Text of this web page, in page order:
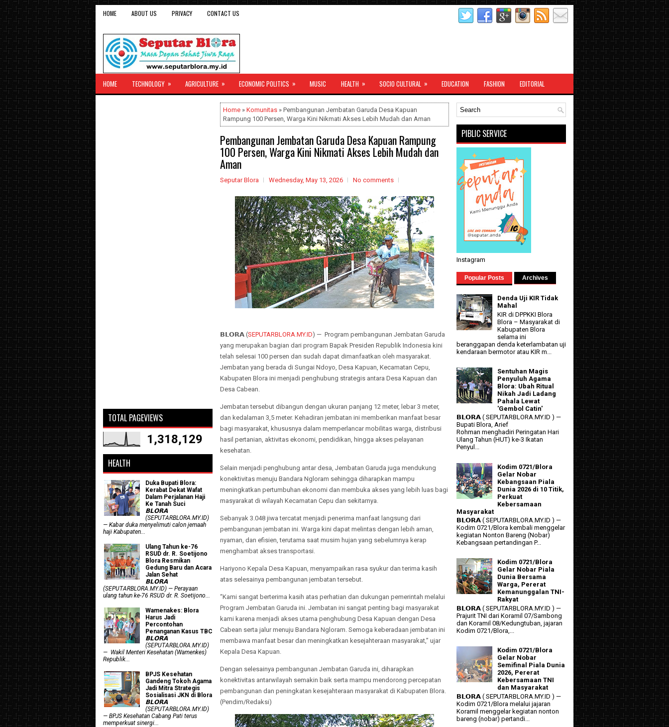
HOME ABOUT US PRIVACY CONTACT US
HOME TECHNOLOGY » AGRICULTURE » ECONOMIC POLITICS » MUSIC HEALTH » SOCIO CULTURAL » EDUCATION FASHION EDITORIAL
Home » Komunitas » Pembangunan Jembatan Garuda Desa Kapuan
Rampung 100 Persen, Warga Kini Nikmati Akses Lebih Mudah dan Aman
Pembangunan Jembatan Garuda Desa Kapuan Rampung
100 Persen, Warga Kini Nikmati Akses Lebih Mudah dan
Aman
Seputar Blora Wednesday, May 13, 2026 No comments
𝗕𝗟𝗢𝗥𝗔 (SEPUTARBLORA.MY.ID) — Program pembangunan Jembatan Garuda
yang merupakan bagian dari program Bapak Presiden Republik Indonesia kini
telah selesai 100 persen dan sudah dapat dimanfaatkan oleh masyarakat.
Jembatan yang berada di Sungai Ndoyo, Desa Kapuan, Kecamatan Cepu,
Kabupaten Blora ini menjadi penghubung strategis antara Desa Kapuan dan
Desa Cabean.
Jembatan tersebut dibangun dengan ukuran panjang 12 meter, lebar 3 meter,
dan kedalaman 3,5 meter. Kehadiran jembatan ini memberikan manfaat besar
bagi masyarakat, khususnya dalam memperlancar mobilitas warga, distribusi
hasil pertanian, aktivitas ekonomi, pendidikan, hingga akses pelayanan
kesehatan.
Selain menjadi penghubung antar desa, Jembatan Garuda juga mendukung
konektivitas menuju Bandara Ngloram sehingga diharapkan mampu
meningkatkan pertumbuhan ekonomi dan membuka akses yang lebih luas bagi
masyarakat di wilayah Kecamatan Cepu dan sekitarnya.
Sebanyak 3.048 jiwa tercatat menjadi penerima manfaat langsung dari
pembangunan jembatan ini. Warga kini dapat melintas dengan lebih aman,
nyaman, dan efisien, terutama saat musim hujan yang sebelumnya kerap
menghambat akses transportasi.
Hariyono Kepala Desa Kapuan, menyampaikan rasa syukur dan terima kasih
atas selesainya pembangunan jembatan tersebut.
“Kami sangat berterima kasih atas perhatian dan dukungan pemerintah melalui
Program Jembatan Garuda ini. Jembatan ini sangat penting bagi masyarakat
kami karena menjadi akses utama penghubung Desa Kapuan dengan Desa
Cabean serta jalur menuju Bandara Ngloram. Semoga keberadaan jembatan ini
membawa manfaat besar dan meningkatkan kesejahteraan masyarakat,” ujar
Kepala Desa Kapuan.
Dengan selesainya pembangunan Jembatan Garuda ini, diharapkan
konektivitas antarwilayah semakin baik serta mampu mendorong percepatan
pembangunan dan peningkatan kesejahteraan masyarakat di Kabupaten Blora.
(Pendim/Redaksi)
TOTAL PAGEVIEWS
1,318,129
HEALTH
Duka Bupati Blora:
Kerabat Dekat Wafat
Dalam Perjalanan Haji
Ke Tanah Suci
𝗕𝗟𝗢𝗥𝗔
(SEPUTARBLORA.MY.ID)
— Kabar duka menyelimuti calon jemaah
haji Kabupaten...
Ulang Tahun ke-76
RSUD dr. R. Soetijono
Blora Resmikan
Gedung Baru dan Acara
Jalan Sehat
𝗕𝗟𝗢𝗥𝗔
(SEPUTARBLORA.MY.ID) — Perayaan
ulang tahun ke-76 RSUD dr. R. Soetijono...
Wamenakes: Blora
Harus Jadi
Percontohan
Penanganan Kasus TBC
𝗕𝗟𝗢𝗥𝗔
(SEPUTARBLORA.MY.ID)
— Wakil Menteri Kesehatan (Wamenkes)
Republik...
BPJS Kesehatan
Gandeng Tokoh Agama
Jadi Mitra Strategis
Sosialisasi JKN di Blora
𝗕𝗟𝗢𝗥𝗔
(SEPUTARBLORA.MY.ID)
— BPJS Kesehatan Cabang Pati terus
memperkuat sinergi...
PIBLIC SERVICE
Instagram
Popular Posts Archives
Denda Uji KIR Tidak
Mahal
KIR di DPPKKI Blora
Blora – Masyarakat di
Kabupaten Blora
selama ini
beranggapan denda keterlambatan uji
kendaraan bermotor atau KIR m...
Sentuhan Magis
Penyuluh Agama
Blora: Ubah Ritual
Nikah Jadi Ladang
Pahala Lewat
'Gembol Catin'
𝗕𝗟𝗢𝗥𝗔 ( SEPUTARBLORA.MY.ID ) —
Bupati Blora, Arief
Rohman menghadiri Peringatan Hari
Ulang Tahun (HUT) ke-3 Ikatan
Penyul...
Kodim 0721/Blora
Gelar Nobar
Kebangsaan Piala
Dunia 2026 di 10 Titik,
Perkuat
Kebersamaan
Masyarakat
𝗕𝗟𝗢𝗥𝗔 ( SEPUTARBLORA.MY.ID ) —
Kodim 0721/Blora kembali menggelar
kegiatan Nonton Bareng (Nobar)
Kebangsaan pertandingan P...
Kodim 0721/Blora
Gelar Nobar Piala
Dunia Bersama
Warga, Pererat
Kemanunggalan TNI-
Rakyat
𝗕𝗟𝗢𝗥𝗔 ( SEPUTARBLORA.MY.ID ) —
Prajurit TNI dari Koramil 07/Sambong
dan Koramil 08/Kedungtuban, jajaran
Kodim 0721/Blora,...
Kodim 0721/Blora
Gelar Nobar
Semifinal Piala Dunia
2026, Pererat
Kebersamaan TNI
dan Masyarakat
𝗕𝗟𝗢𝗥𝗔 ( SEPUTARBLORA.MY.ID ) —
Kodim 0721/Blora melalui jajaran
Koramil menggelar kegiatan nonton
bareng (nobar) pertandi...